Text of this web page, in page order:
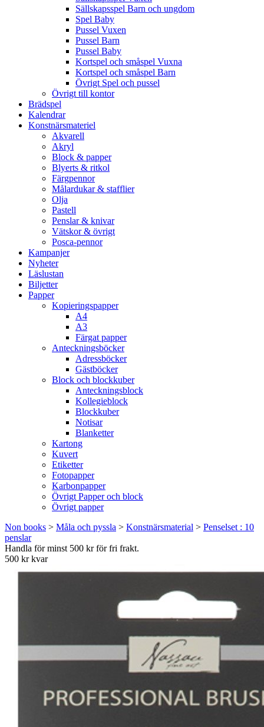
Sällskapsspel Barn och ungdom
Spel Baby
Pussel Vuxen
Pussel Barn
Pussel Baby
Kortspel och småspel Vuxna
Kortspel och småspel Barn
Övrigt Spel och pussel
Övrigt till kontor
Brädspel
Kalendrar
Konstnärsmateriel
Akvarell
Akryl
Block & papper
Blyerts & ritkol
Färgpennor
Målardukar & stafflier
Olja
Pastell
Penslar & knivar
Vätskor & övrigt
Posca-pennor
Kampanjer
Nyheter
Läslustan
Biljetter
Papper
Kopieringspapper
A4
A3
Färgat papper
Anteckningsböcker
Adressböcker
Gästböcker
Block och blockkuber
Anteckningsblock
Kollegieblock
Blockkuber
Notisar
Blanketter
Kartong
Kuvert
Etiketter
Fotopapper
Karbonpapper
Övrigt Papper och block
Övrigt papper
Non books > Måla och pyssla > Konstnärsmaterial > Penselset : 10
penslar
Handla för minst 500 kr för fri frakt.
500 kr kvar